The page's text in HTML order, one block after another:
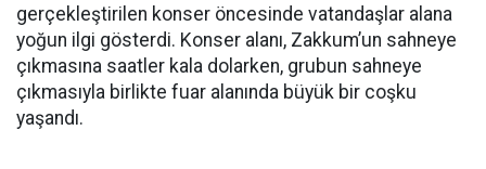
gerçekleştirilen konser öncesinde vatandaşlar alana
yoğun ilgi gösterdi. Konser alanı, Zakkum’un sahneye
çıkmasına saatler kala dolarken, grubun sahneye
çıkmasıyla birlikte fuar alanında büyük bir coşku
yaşandı.